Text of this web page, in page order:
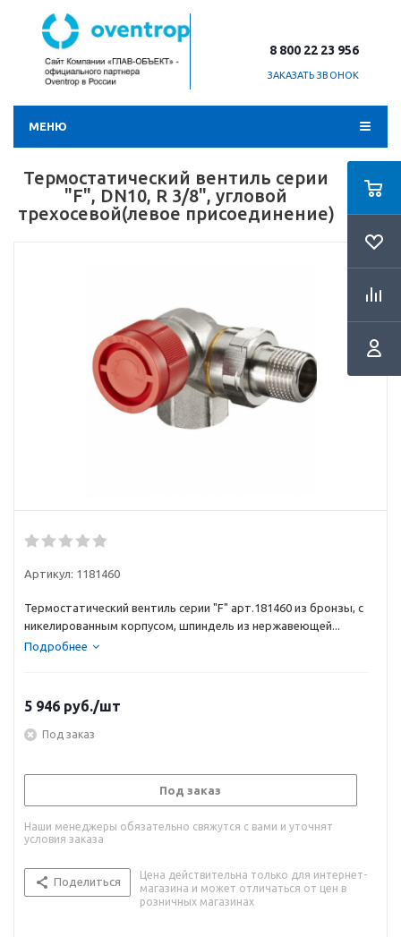
8 800 22 23 956
ЗАКАЗАТЬ ЗВОНОК
МЕНЮ
Термостатический вентиль серии
"F", DN10, R 3/8", угловой
трехосевой(левое присоединение)
Артикул: 1181460
Термостатический вентиль серии "F" арт.181460 из бронзы, с
никелированным корпусом, шпиндель из нержавеющей...
Подробнее
5 946 руб./шт
Под заказ
Под заказ
Наши менеджеры обязательно свяжутся с вами и уточнят
условия заказа
Поделиться
Цена действительна только для интернет-
магазина и может отличаться от цен в
розничных магазинах